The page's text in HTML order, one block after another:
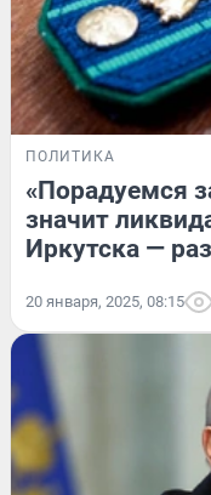
ПОЛИТИКА
«Порадуемся
значит
Иркутска —
20 января, 2025, 08:15